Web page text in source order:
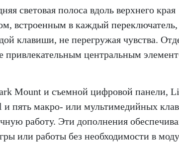
световая полоса вдоль верхнего края
встроенным в каждый переключатель,
клавиши, не перегружая чувства.
привлекательным центральным
Mount и съемной цифровой панели,
и пять макро- или мультимедийных
работу. Эти дополнения
или работы без необходимости в